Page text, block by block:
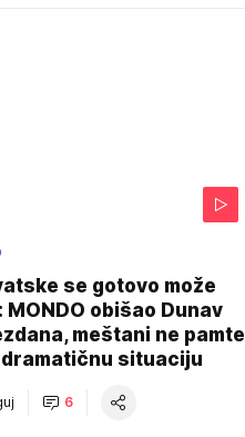
se gotovo može
MONDO obišao Dunav
meštani ne pamte
situaciju
6